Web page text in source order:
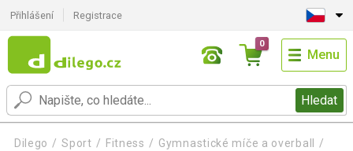
Přihlášení Registrace
Hledat
0
Menu
Dilego Sport Fitness
Gymnastické míče a overball